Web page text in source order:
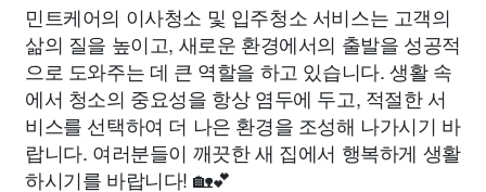
민트케어의 이사청소 및 입주청소 서비스는 고객의
삶의 질을 높이고, 새로운 환경에서의 출발을 성공적
으로 도와주는 데 큰 역할을 하고 있습니다. 생활 속
에서 청소의 중요성을 항상 염두에 두고, 적절한 서
비스를 선택하여 더 나은 환경을 조성해 나가시기 바
랍니다. 여러분들이 깨끗한 새 집에서 행복하게 생활
하시기를 바랍니다! 🏡💕